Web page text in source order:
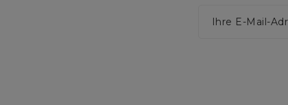
Ihre E-Mail-